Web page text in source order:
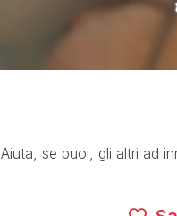
Aiuta, se puoi, gli altri ad